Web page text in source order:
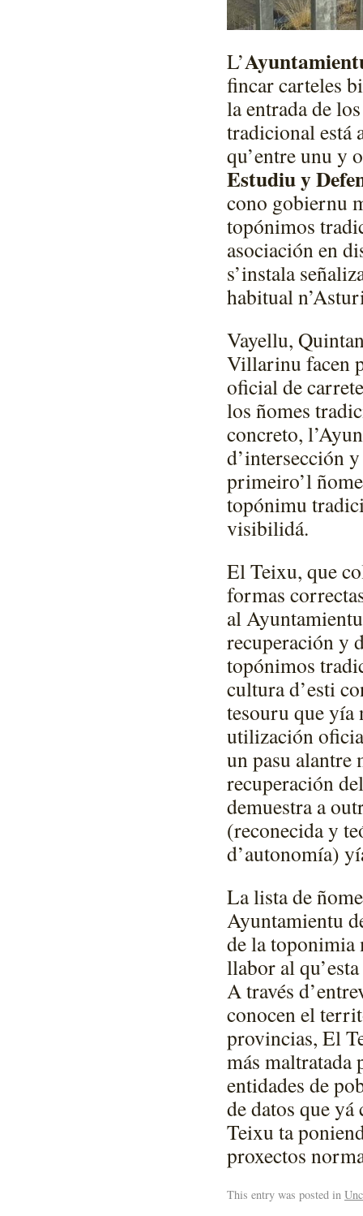
L’
fincar carteles
la entrada de
tradicional está
qu’entre unu y
Estudiu y
cono gobiernu
topónimos
asociación en
s’instala
habitual
Vayellu,
Villarinu facen
oficial de
los ñomes
concreto,
d’intersección
primeiro’l
topónimu
visibilidá.
El Teixu, que
formas
al
recuperación y
topónimos
cultura d’esti
tesouru que yía
utilización
un pasu
recuperación
demuestra a
(reconecida y
d’autonomía)
La lista de
Ayuntamientu
de la toponimia
llabor al
A través
conocen el
provincias, El
más maltratada
entidades de
de datos que
Teixu ta
proxectos
This entry was posted in